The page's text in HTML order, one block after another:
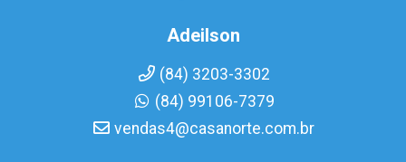
Adeilson
(84) 3203-3302
(84) 99106-7379
vendas4@casanorte.com.br